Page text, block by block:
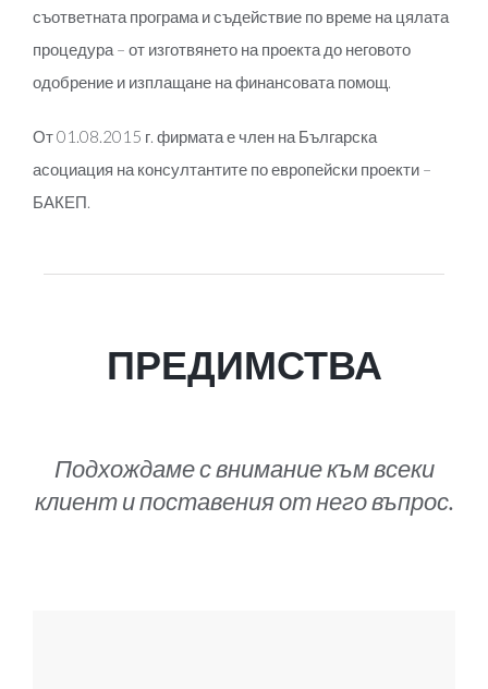
съответната програма и съдействие по време на цялата
процедура – от изготвянето на проекта до неговото
одобрение и изплащане на финансовата помощ.
От 01.08.2015 г. фирмата е член на Българска
асоциация на консултантите по европейски проекти –
БАКЕП.
ПРЕДИМСТВА
Подхождаме с внимание към всеки
клиент и поставения от него въпрос.